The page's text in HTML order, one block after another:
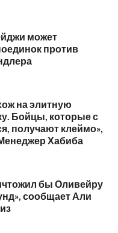
может
против
на элитную
Бойцы, которые с
получают клеймо»,
Хабиба
бы Оливейру
сообщает Али